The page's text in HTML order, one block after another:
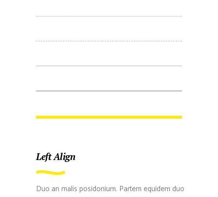
Left Align
Duo an malis posidonium. Partem equidem duo